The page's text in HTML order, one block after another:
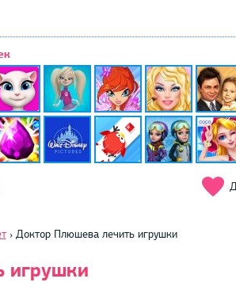
› Доктор Плюшева лечить игрушки
игрушки